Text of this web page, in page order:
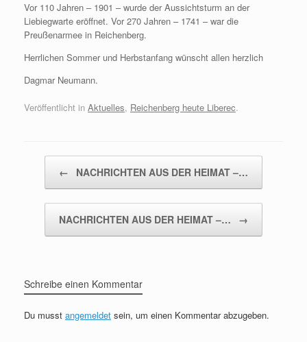
Vor 110 Jahren – 1901 – wurde der Aussichtsturm an der
Liebiegwarte eröffnet. Vor 270 Jahren – 1741 – war die
Preußenarmee in Reichenberg.
Herrlichen Sommer und Herbstanfang wünscht allen herzlich
Dagmar Neumann.
Veröffentlicht in Aktuelles, Reichenberg heute Liberec.
← NACHRICHTEN AUS DER HEIMAT –…
NACHRICHTEN AUS DER HEIMAT –… →
Schreibe einen Kommentar
Du musst angemeldet sein, um einen Kommentar abzugeben.